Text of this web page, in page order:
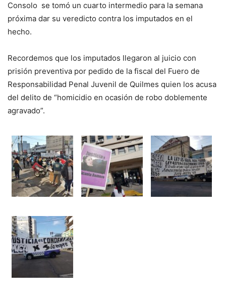
Consolo se tomó un cuarto intermedio para la semana
próxima dar su veredicto contra los imputados en el
hecho.
Recordemos que los imputados llegaron al juicio con
prisión preventiva por pedido de la fiscal del Fuero de
Responsabilidad Penal Juvenil de Quilmes quien los acusa
del delito de “homicidio en ocasión de robo doblemente
agravado”.